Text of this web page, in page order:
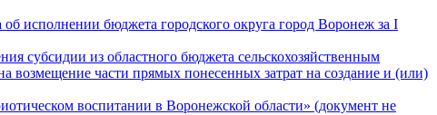
исполнении бюджета городского округа город Воронеж за I
субсидии из областного бюджета сельскохозяйственным
возмещение части прямых понесенных затрат на создание и (или)
воспитании в Воронежской области» (документ не